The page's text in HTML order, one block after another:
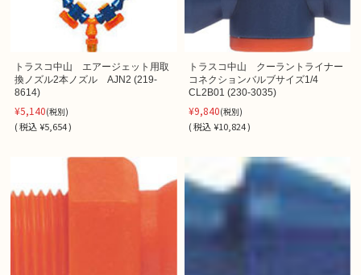
トラスコ中山 エアージェット用取
換ノズル2本ノズル AJN2 (219-
8614)
¥5,140(税別)
(税込¥5,654 )
トラスコ中山 クーラントライナー
コネクションバルブサイズ1/4
CL2B01 (230-3035)
¥9,840(税別)
(税込 ¥10,824 )